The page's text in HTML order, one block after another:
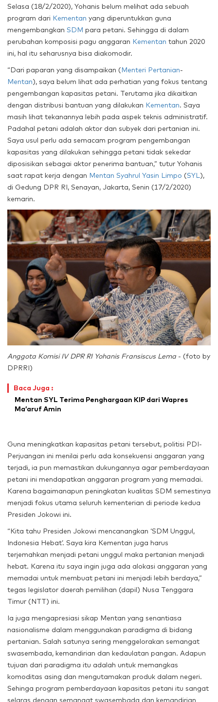
Selasa (18/2/2020), Yohanis belum melihat ada sebuah
program dari Kementan yang diperuntukkan guna
mengembangkan SDM para petani. Sehingga di dalam
perubahan komposisi pagu anggaran Kementan tahun 2020
ini, hal itu seharusnya bisa diakomodir.
“Dari paparan yang disampaikan (Menteri Pertanian-
Mentan), saya belum lihat ada perhatian yang fokus tentang
pengembangan kapasitas petani. Terutama jika dikaitkan
dengan distribusi bantuan yang dilakukan Kementan. Saya
masih lihat tekanannya lebih pada aspek teknis administratif.
Padahal petani adalah aktor dan subyek dari pertanian ini.
Saya usul perlu ada semacam program pengembangan
kapasitas yang dilakukan sehingga petani tidak sekedar
diposisikan sebagai aktor penerima bantuan,” tutur Yohanis
saat rapat kerja dengan Mentan Syahrul Yasin Limpo (SYL),
di Gedung DPR RI, Senayan, Jakarta, Senin (17/2/2020)
kemarin.
Anggota Komisi IV DPR RI Yohanis Fransiscus Lema - (foto by
DPRRI)
Baca Juga :
Mentan SYL Terima Penghargaan KIP dari Wapres
Ma’aruf Amin
Guna meningkatkan kapasitas petani tersebut, politisi PDI-
Perjuangan ini menilai perlu ada konsekuensi anggaran yang
terjadi, ia pun memastikan dukungannya agar pemberdayaan
petani ini mendapatkan anggaran program yang memadai.
Karena bagaimanapun peningkatan kualitas SDM semestinya
menjadi fokus utama seluruh kementerian di periode kedua
Presiden Jokowi ini.
“Kita tahu Presiden Jokowi mencanangkan ‘SDM Unggul,
Indonesia Hebat’. Saya kira Kementan juga harus
terjemahkan menjadi petani unggul maka pertanian menjadi
hebat. Karena itu saya ingin juga ada alokasi anggaran yang
memadai untuk membuat petani ini menjadi lebih berdaya,”
tegas legislator daerah pemilihan (dapil) Nusa Tenggara
Timur (NTT) ini.
Ia juga mengapresiasi sikap Mentan yang senantiasa
nasionalisme dalam menggunakan paradigma di bidang
pertanian. Salah satunya sering menggelorakan semangat
swasembada, kemandirian dan kedaulatan pangan. Adapun
tujuan dari paradigma itu adalah untuk memangkas
komoditas asing dan mengutamakan produk dalam negeri.
Sehinga program pemberdayaan kapasitas petani itu sangat
selaras dengan semangat swasembada dan kemandirian